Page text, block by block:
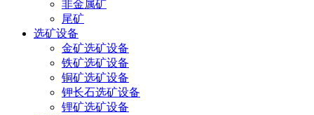
非金属矿
尾矿
选矿设备
金矿选矿设备
铁矿选矿设备
铜矿选矿设备
钾长石选矿设备
锂矿选矿设备